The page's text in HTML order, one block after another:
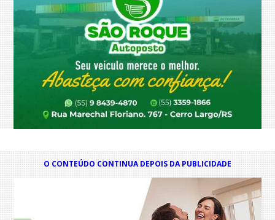
O CONTEÚDO CONTINUA DEPOIS DA PUBLICIDADE